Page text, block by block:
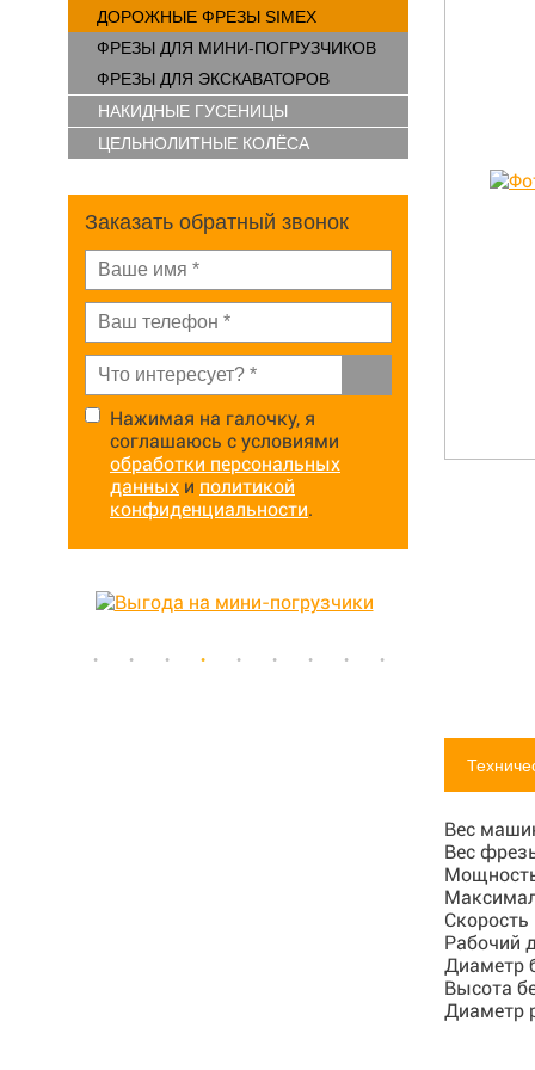
ДОРОЖНЫЕ ФРЕЗЫ SIMEX
ФРЕЗЫ ДЛЯ МИНИ-ПОГРУЗЧИКОВ
ФРЕЗЫ ДЛЯ ЭКСКАВАТОРОВ
НАКИДНЫЕ ГУСЕНИЦЫ
ЦЕЛЬНОЛИТНЫЕ КОЛЁСА
Заказать обратный звонок
Нажимая на галочку, я
соглашаюсь с условиями
обработки персональных
данных и политикой
конфиденциальности.
Вес
Вес
Скорость
Рабочий
Диаметр
Высота
Диаметр